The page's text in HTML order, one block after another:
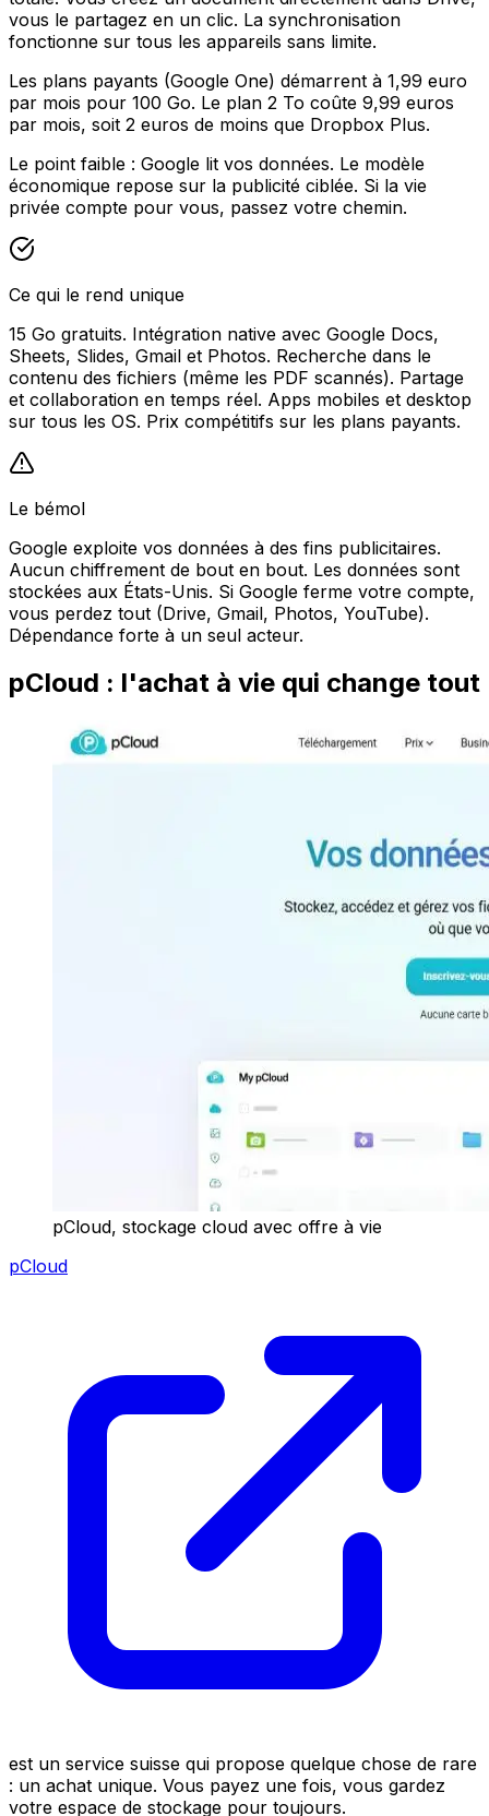
vous le partagez en un clic. La synchronisation
fonctionne sur tous les appareils sans limite.
Les plans payants (Google One) démarrent à 1,99 euro
par mois pour 100 Go. Le plan 2 To coûte 9,99 euros
par mois, soit 2 euros de moins que Dropbox Plus.
Le point faible : Google lit vos données. Le modèle
économique repose sur la publicité ciblée. Si la vie
privée compte pour vous, passez votre chemin.
Ce qui le rend unique
15 Go gratuits. Intégration native avec Google Docs,
Sheets, Slides, Gmail et Photos. Recherche dans le
contenu des fichiers (même les PDF scannés). Partage
et collaboration en temps réel. Apps mobiles et desktop
sur tous les OS. Prix compétitifs sur les plans payants.
Le bémol
Google exploite vos données à des fins publicitaires.
Aucun chiffrement de bout en bout. Les données sont
stockées aux États-Unis. Si Google ferme votre compte,
vous perdez tout (Drive, Gmail, Photos, YouTube).
Dépendance forte à un seul acteur.
pCloud : l'achat à vie qui change tout
pCloud, stockage cloud avec offre à vie
pCloud
est un service suisse qui propose quelque chose de rare
: un achat unique. Vous payez une fois, vous gardez
votre espace de stockage pour toujours.